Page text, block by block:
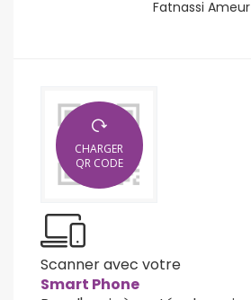
Fatnassi Ameur
CHARGER
QR CODE
Scanner avec votre
Smart Phone